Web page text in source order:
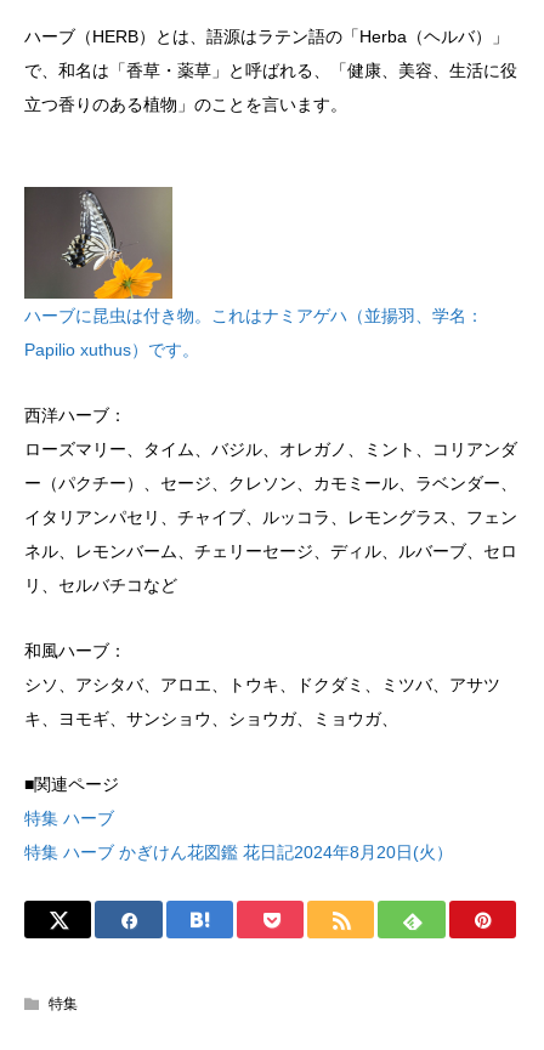
ハーブ（HERB）とは、語源はラテン語の「Herba（ヘルバ）」
で、和名は「香草・薬草」と呼ばれる、「健康、美容、生活に役
立つ香りのある植物」のことを言います。
ハーブに昆虫は付き物。これはナミアゲハ（並揚羽、学名：
Papilio xuthus）です。
西洋ハーブ：
ローズマリー、タイム、バジル、オレガノ、ミント、コリアンダ
ー（パクチー）、セージ、クレソン、カモミール、ラベンダー、
イタリアンパセリ、チャイブ、ルッコラ、レモングラス、フェン
ネル、レモンバーム、チェリーセージ、ディル、ルバーブ、セロ
リ、セルバチコなど
和風ハーブ：
シソ、アシタバ、アロエ、トウキ、ドクダミ、ミツバ、アサツ
キ、ヨモギ、サンショウ、ショウガ、ミョウガ、
■関連ページ
特集 ハーブ
特集 ハーブ かぎけん花図鑑 花日記2024年8月20日(火）
特集